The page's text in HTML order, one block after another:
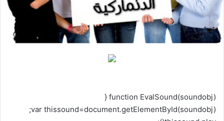
function EvalSound(soundobj) {
var thissound=document.getElementById(soundobj);